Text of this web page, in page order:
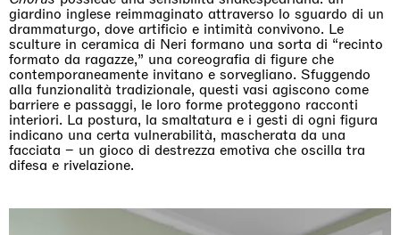
giardino inglese reimmaginato attraverso lo sguardo di un
drammaturgo, dove artificio e intimità convivono. Le
sculture in ceramica di Neri formano una sorta di “recinto
formato da ragazze,” una coreografia di figure che
contemporaneamente invitano e sorvegliano. Sfuggendo
alla funzionalità tradizionale, questi vasi agiscono come
barriere e passaggi, le loro forme proteggono racconti
interiori. La postura, la smaltatura e i gesti di ogni figura
indicano una certa vulnerabilità, mascherata da una
facciata – un gioco di destrezza emotiva che oscilla tra
difesa e rivelazione.